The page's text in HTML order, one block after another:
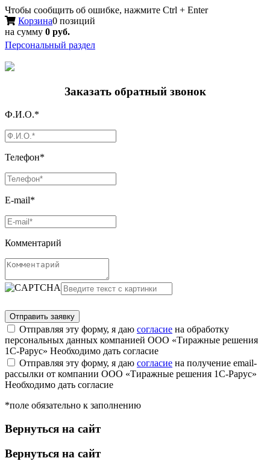
Чтобы сообщить об ошибке, нажмите Ctrl + Enter
Корзина0 позиций
на сумму 0 руб.
Персональный раздел
Заказать обратный звонок
Ф.И.О.*
Телефон*
E-mail*
Комментарий
Отправляя эту форму, я даю согласие на обработку
персональных данных компанией ООО «Тиражные решения
1С-Рарус» Необходимо дать согласие
Отправляя эту форму, я даю согласие на получение email-
рассылки от компании ООО «Тиражные решения 1С-Рарус»
Необходимо дать согласие
*поле обязательно к заполнению
Вернуться на сайт
Вернуться на сайт